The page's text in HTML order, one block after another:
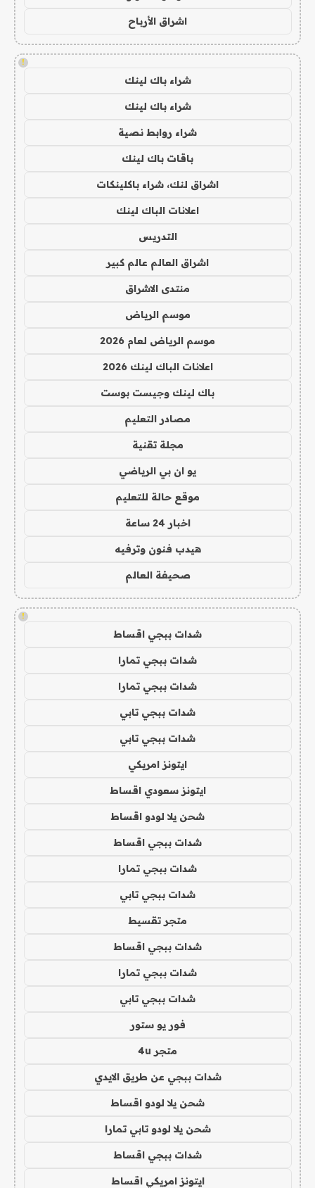
اشراق الأرباح
!
شراء باك لينك
شراء باك لينك
شراء روابط نصية
باقات باك لينك
اشراق لنك، شراء باكلينكات
اعلانات الباك لينك
التدريس
اشراق العالم عالم كبير
منتدى الاشراق
موسم الرياض
موسم الرياض لعام 2026
اعلانات الباك لينك 2026
باك لينك وجيست بوست
مصادر التعليم
مجلة تقنية
يو ان بي الرياضي
موقع حالة للتعليم
اخبار 24 ساعة
هيدب فنون وترفيه
صحيفة العالم
!
شدات ببجي اقساط
شدات ببجي تمارا
شدات ببجي تمارا
شدات ببجي تابي
شدات ببجي تابي
ايتونز امريكي
ايتونز سعودي اقساط
شحن يلا لودو اقساط
شدات ببجي اقساط
شدات ببجي تمارا
شدات ببجي تابي
متجر تقسيط
شدات ببجي اقساط
شدات ببجي تمارا
شدات ببجي تابي
فور يو ستور
متجر 4u
شدات ببجي عن طريق الايدي
شحن يلا لودو اقساط
شحن يلا لودو تابي تمارا
شدات ببجي اقساط
ايتونز امريكي اقساط